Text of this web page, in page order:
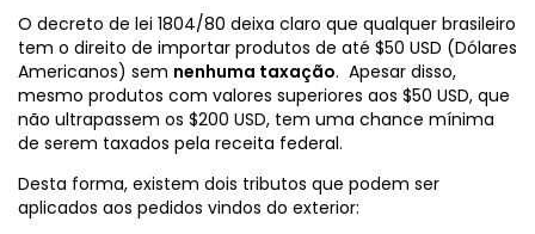
O decreto de lei 1804/80 deixa claro que qualquer brasileiro
tem o direito de importar produtos de até $50 USD (Dólares
Americanos) sem nenhuma taxação. Apesar disso,
mesmo produtos com valores superiores aos $50 USD, que
não ultrapassem os $200 USD, tem uma chance mínima
de serem taxados pela receita federal.
Desta forma, existem dois tributos que podem ser
aplicados aos pedidos vindos do exterior: